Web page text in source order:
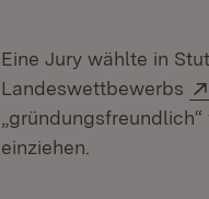
Eine Jury wählte in
Landeswettbewerbs
einziehen.